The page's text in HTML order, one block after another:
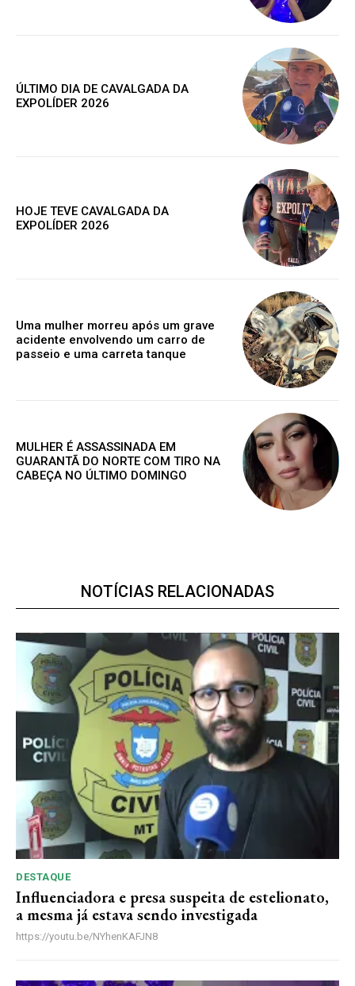
/ para sempre
Acesso a comentários
R$100 / ano
Notícias exclusivas
ÚLTIMO DIA DE CAVALGADA DA
EXPOLÍDER 2026
HOJE TEVE CAVALGADA DA
EXPOLÍDER 2026
Uma mulher morreu após um grave
acidente envolvendo um carro de
passeio e uma carreta tanque
MULHER É ASSASSINADA EM
GUARANTÃ DO NORTE COM TIRO NA
CABEÇA NO ÚLTIMO DOMINGO
NOTÍCIAS RELACIONADAS
DESTAQUE
Influenciadora e presa suspeita de estelionato,
a mesma já estava sendo investigada
https://youtu.be/NYhenKAFJN8